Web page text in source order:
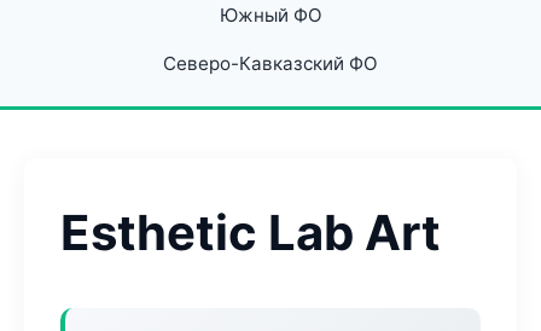
Южный ФО
Северо-Кавказский ФО
Esthetic Lab Art